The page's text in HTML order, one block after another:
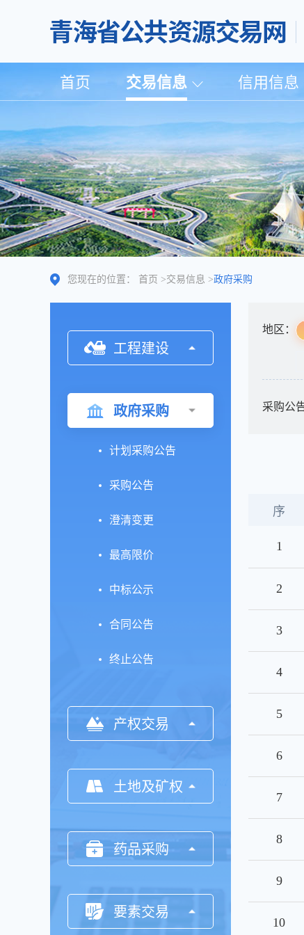
首页 交易信息 信用信息
您现在的位置： 首页 >交易信息 >政府采购
工程建设
政府采购
计划采购公告
采购公告
澄清变更
最高限价
中标公示
合同公告
终止公告
产权交易
土地及矿权
药品采购
要素交易
地区：
采购公
序
1
2
3
4
5
6
7
8
9
10